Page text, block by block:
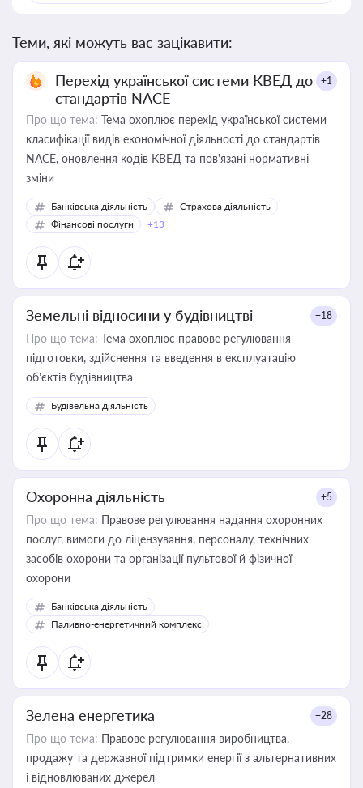
Теми, які можуть вас зацікавити:
Перехід української системи КВЕД до
стандартів NACE
+1
Про що тема: Тема охоплює перехід української системи
класифікації видів економічної діяльності до стандартів
NACE, оновлення кодів КВЕД та пов'язані нормативні
зміни
Банківська діяльність
Страхова діяльність
Фінансові послуги
+13
Земельні відносини у будівництві +18
Про що тема: Тема охоплює правове регулювання
підготовки, здійснення та введення в експлуатацію
об’єктів будівництва
Будівельна діяльність
Охоронна діяльність +5
Про що тема: Правове регулювання надання охоронних
послуг, вимоги до ліцензування, персоналу, технічних
засобів охорони та організації пультової й фізичної
охорони
Банківська діяльність
Паливно-енергетичний комплекс
Зелена енергетика +28
Про що тема: Правове регулювання виробництва,
продажу та державної підтримки енергії з альтернативних
і відновлюваних джерел